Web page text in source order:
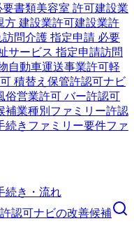
要書類美容室 許可建設業
方 建設業許可建設業許
訪問介護 指定申請 必要
サービス 指定申請訪問
自動車運送事業許可軽
積替え保管許認可ナビ
俗営業許可 バー許認可
補業種別ファミリー許認
続きファミリー要件ファ
続き・流れ
許認可ナビの改善候補